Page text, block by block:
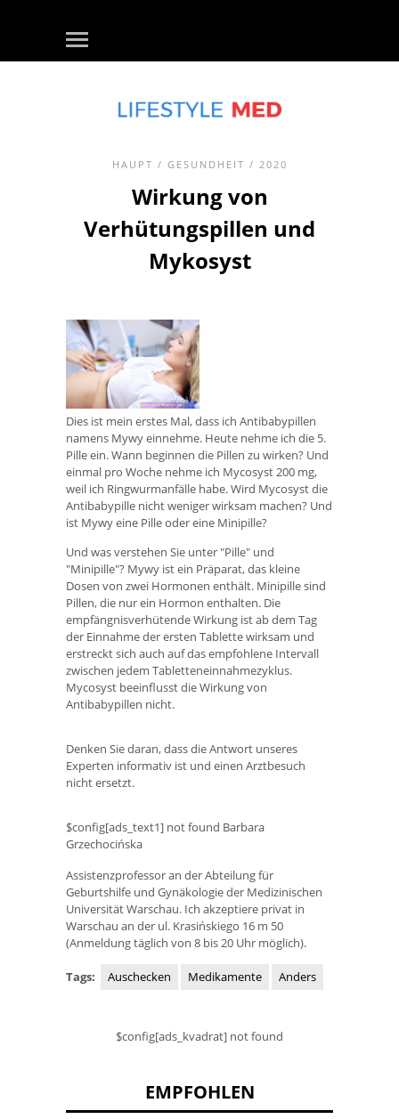
HAUPT / GESUNDHEIT / 2020
Wirkung von
Verhütungspillen und
Mykosyst
Dies ist mein erstes Mal, dass ich Antibabypillen
namens Mywy einnehme. Heute nehme ich die 5.
Pille ein. Wann beginnen die Pillen zu wirken? Und
einmal pro Woche nehme ich Mycosyst 200 mg,
weil ich Ringwurmanfälle habe. Wird Mycosyst die
Antibabypille nicht weniger wirksam machen? Und
ist Mywy eine Pille oder eine Minipille?
Und was verstehen Sie unter "Pille" und
"Minipille"? Mywy ist ein Präparat, das kleine
Dosen von zwei Hormonen enthält. Minipille sind
Pillen, die nur ein Hormon enthalten. Die
empfängnisverhütende Wirkung ist ab dem Tag
der Einnahme der ersten Tablette wirksam und
erstreckt sich auch auf das empfohlene Intervall
zwischen jedem Tabletteneinnahmezyklus.
Mycosyst beeinflusst die Wirkung von
Antibabypillen nicht.
Denken Sie daran, dass die Antwort unseres
Experten informativ ist und einen Arztbesuch
nicht ersetzt.
$config[ads_text1] not found Barbara
Grzechocińska
Assistenzprofessor an der Abteilung für
Geburtshilfe und Gynäkologie der Medizinischen
Universität Warschau. Ich akzeptiere privat in
Warschau an der ul. Krasińskiego 16 m 50
(Anmeldung täglich von 8 bis 20 Uhr möglich).
Tags: Auschecken Medikamente Anders
$config[ads_kvadrat] not found
EMPFOHLEN